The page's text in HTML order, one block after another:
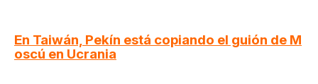
En Taiwán, Pekín está copiando el guión de M
oscú en Ucrania